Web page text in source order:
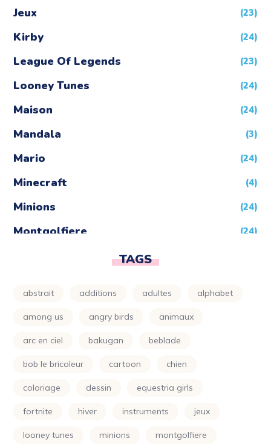
Jeux (23)
Kirby (24)
League Of Legends (23)
Looney Tunes (24)
Maison (24)
Mandala (3)
Mario (24)
Minecraft (4)
Minions (24)
Montgolfiere (24)
TAGS
abstrait additions adultes alphabet
among us angry birds animaux
arc en ciel bakugan beblade
bob le bricoleur cartoon chien
coloriage dessin equestria girls
fortnite hiver instruments jeux
looney tunes minions montgolfiere